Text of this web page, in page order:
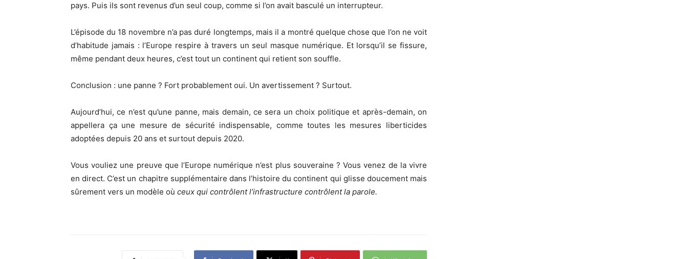
pays. Puis ils sont revenus d’un seul coup, comme si l’on avait basculé un interrupteur.
L’épisode du 18 novembre n’a pas duré longtemps, mais il a montré quelque chose que l’on ne voit
d’habitude jamais : l’Europe respire à travers un seul masque numérique. Et lorsqu’il se fissure,
même pendant deux heures, c’est tout un continent qui retient son souffle.
Conclusion : une panne ? Fort probablement oui. Un avertissement ? Surtout.
Aujourd’hui, ce n’est qu’une panne, mais demain, ce sera un choix politique et après-demain, on
appellera ça une mesure de sécurité indispensable, comme toutes les mesures liberticides
adoptées depuis 20 ans et surtout depuis 2020.
Vous vouliez une preuve que l’Europe numérique n’est plus souveraine ? Vous venez de la vivre
en direct. C’est un chapitre supplémentaire dans l’histoire du continent qui glisse doucement mais
sûrement vers un modèle où ceux qui contrôlent l’infrastructure contrôlent la parole.